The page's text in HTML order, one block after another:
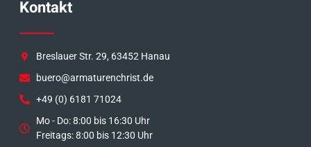
Kontakt
Breslauer Str. 29, 63452 Hanau
buero@armaturenchrist.de
+49 (0) 6181 71024
Mo - Do: 8:00 bis 16:30 Uhr
Freitags: 8:00 bis 12:30 Uhr